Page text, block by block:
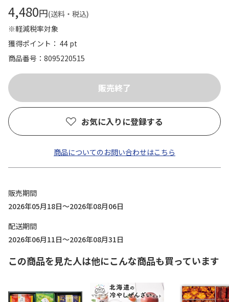
4,480円(送料・税込)
※軽減税率対象
獲得ポイント： 44 pt
商品番号
8095220515
お気に入りに登録する
商品についてのお問い合わせはこちら
販売期間
2026年05月18日～2026年08月06日
配送期間
2026年06月11日～2026年08月31日
この商品を見た人は他にこんな商品も買っています